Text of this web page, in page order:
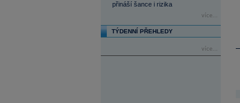
přináší šance i rizika
více...
TÝDENNÍ PŘEHLEDY
více...